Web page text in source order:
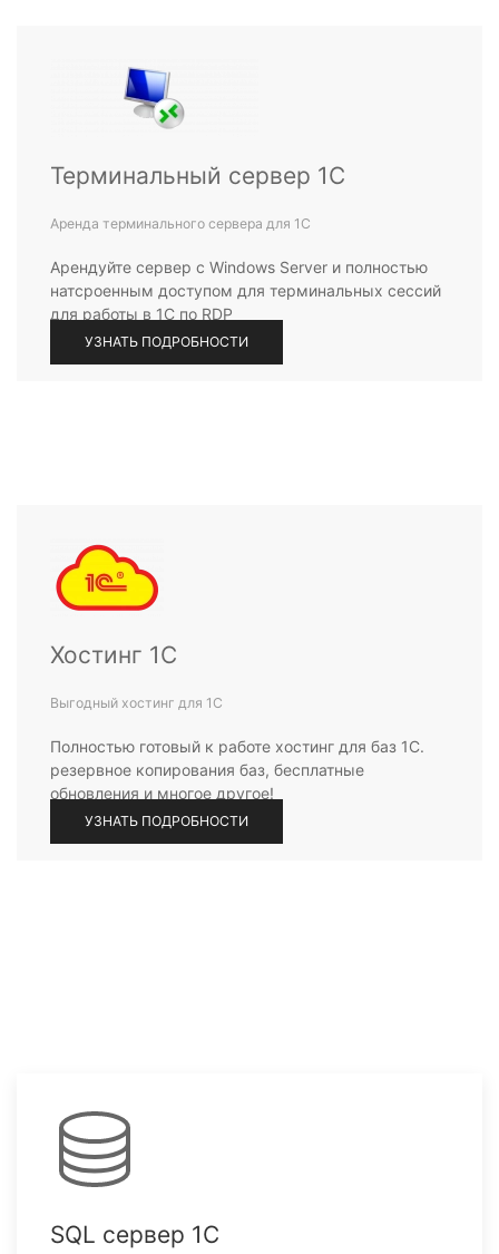
Терминальный сервер 1С
Аренда терминального сервера для 1С
Арендуйте сервер с Windows Server и полностью
натсроенным доступом для терминальных сессий
для работы в 1С по RDP
УЗНАТЬ ПОДРОБНОСТИ
Хостинг 1С
Выгодный хостинг для 1С
Полностью готовый к работе хостинг для баз 1С.
резервное копирования баз, бесплатные
обновления и многое другое!
УЗНАТЬ ПОДРОБНОСТИ
SQL сервер 1С